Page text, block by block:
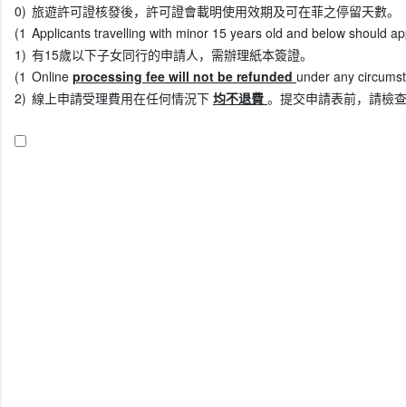
0) 旅遊許可證核發後，許可證會載明使用效期及可在菲之停留天數。
(1
1)
Applicants travelling with minor 15 years old and below should
有15歲以下子女同行的申請人，需辦理紙本簽證。
(1
2)
Online processing fee will not be refunded under any
線上申請受理費用在任何情況下 均不退費 。提交申請表前，請檢